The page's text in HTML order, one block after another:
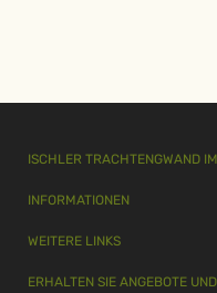
ISCHLER TRACHTENGWAND
INFORMATIONEN
WEITERE LINKS
ERHALTEN SIE ANGEBOTE